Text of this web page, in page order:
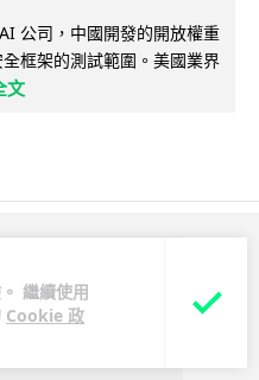
繼續使用
Cookie 政
公司，中國開發的開放權重
框架的測試範圍。美國業界
文